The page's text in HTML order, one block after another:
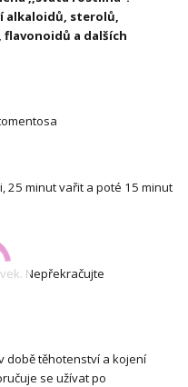
alkaloidů, sterolů,
a dalších
25 minut vařit a poté 15 minut
Nepřekračujte
době těhotenství a kojení
se užívat po